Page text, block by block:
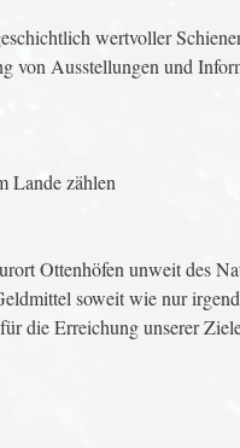
wertvoller
von Ausstellungen und
Lande zählen
Ottenhöfen unweit des
soweit wie nur
die Erreichung unserer